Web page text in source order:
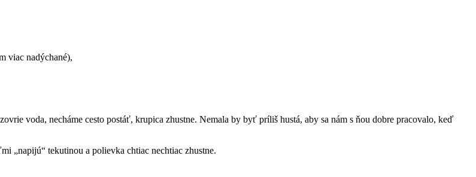
viac nadýchané),
voda, necháme cesto postáť, krupica zhustne. Nemala by byť príliš hustá, aby sa nám s ňou dobre pracovalo, keď
„napijú“ tekutinou a polievka chtiac nechtiac zhustne.